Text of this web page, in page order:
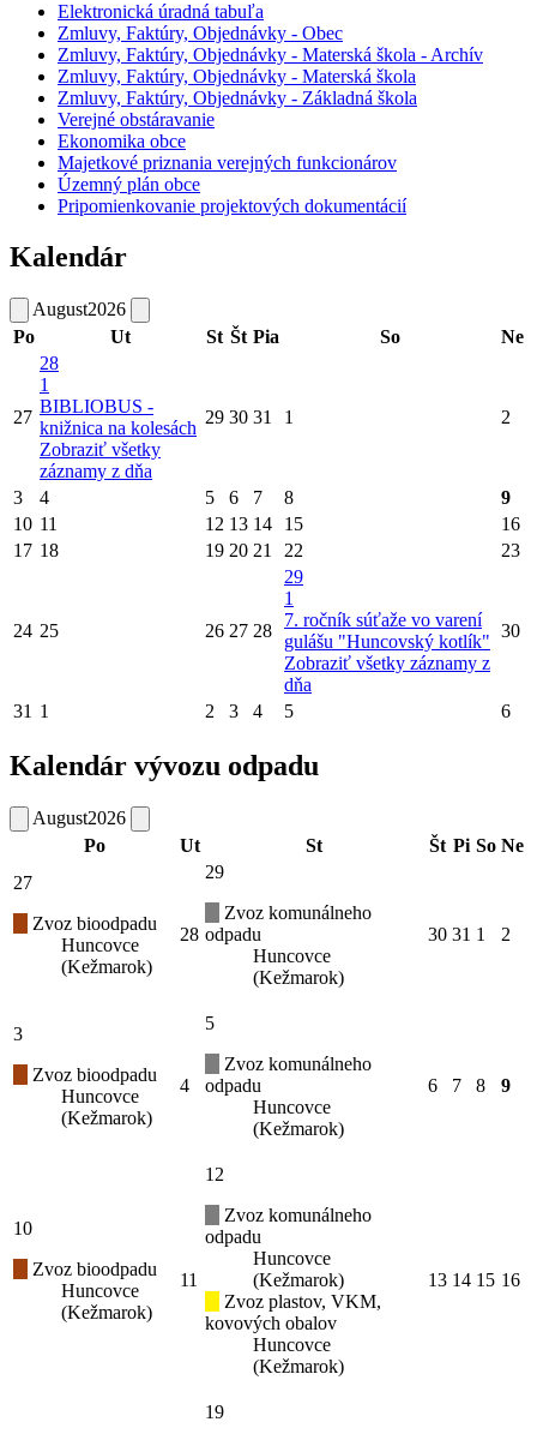
Elektronická úradná tabuľa
Zmluvy, Faktúry, Objednávky - Obec
Zmluvy, Faktúry, Objednávky - Materská škola - Archív
Zmluvy, Faktúry, Objednávky - Materská škola
Zmluvy, Faktúry, Objednávky - Základná škola
Verejné obstáravanie
Ekonomika obce
Majetkové priznania verejných funkcionárov
Územný plán obce
Pripomienkovanie projektových dokumentácií
Kalendár
August2026
Po
Ut St Št Pia So Ne
27
28
1
BIBLIOBUS -
knižnica na kolesách
Zobraziť všetky
záznamy z dňa
29 30 31 1 2
3 4 5 6 7 8
9
10 11 12 13 14 15
16
17 18 19 20 21 22 23
24 25 26 27 28
29
1
7. ročník súťaže vo varení
gulášu "Huncovský kotlík"
Zobraziť všetky záznamy z
dňa
30
31 1 2 3 4 5 6
Kalendár vývozu odpadu
August2026
Po
Ut St Št Pi So Ne
27
Zvoz bioodpadu
Huncovce
(Kežmarok)
28
29
Zvoz komunálneho
odpadu
Huncovce
(Kežmarok)
30 31 1 2
3
Zvoz bioodpadu
Huncovce
(Kežmarok)
4
5
Zvoz komunálneho
odpadu
Huncovce
(Kežmarok)
6 7 8 9
10
Zvoz bioodpadu
Huncovce
(Kežmarok)
11
12
Zvoz komunálneho
odpadu
Huncovce
(Kežmarok)
Zvoz plastov, VKM,
kovových obalov
Huncovce
(Kežmarok)
13 14 15 16
19